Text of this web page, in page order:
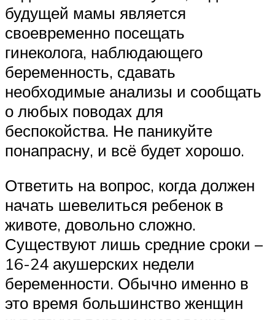
будущей мамы является
своевременно посещать
гинеколога, наблюдающего
беременность, сдавать
необходимые анализы и сообщать
о любых поводах для
беспокойства. Не паникуйте
понапрасну, и всё будет хорошо.
Ответить на вопрос, когда должен
начать шевелиться ребенок в
животе, довольно сложно.
Существуют лишь средние сроки –
16-24 акушерских недели
беременности. Обычно именно в
это время большинство женщин